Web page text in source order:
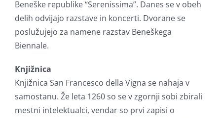
Beneške republike “Serenissima”. Danes se v obeh
delih odvijajo razstave in koncerti. Dvorane se
poslužujejo za namene razstav Beneškega
Biennale.
Knjižnica
Knjižnica San Francesco della Vigna se nahaja v
samostanu. Že leta 1260 so se v zgornji sobi zbirali
mestni intelektualci, vendar so prvi zapisi o